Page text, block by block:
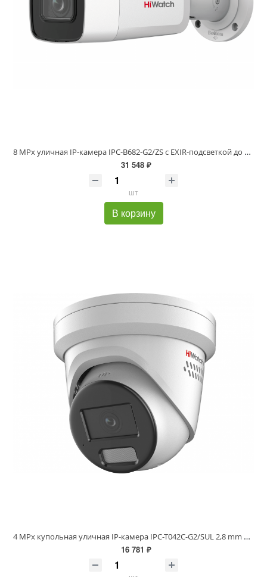
8 MPx уличная IP-камера IPC-B682-G2/ZS с EXIR-подсветкой до 60м и мото. варио. обьективом
31 548 ₽
шт
В корзину
4 MPx купольная уличная IP-камера IPC-T042C-G2/SUL 2,8 mm LED до 30м
16 781 ₽